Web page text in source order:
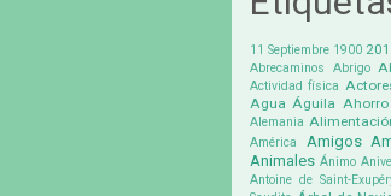
11 Septiembre 1900
Abrecaminos Abrigo
Actividad física
Agua Águila Ahorro
Alemania
América Amigos
Animales Ánimo
Antoine de Saint-